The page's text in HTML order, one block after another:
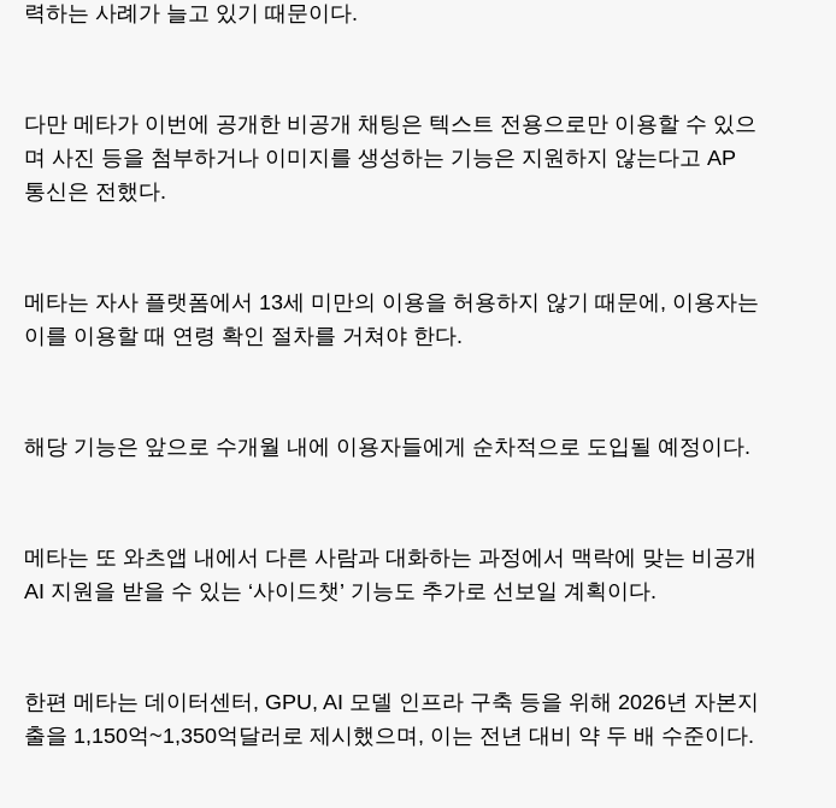
력하는 사례가 늘고 있기 때문이다.
다만 메타가 이번에 공개한 비공개 채팅은 텍스트 전용으로만 이용할 수 있으
며 사진 등을 첨부하거나 이미지를 생성하는 기능은 지원하지 않는다고 AP
통신은 전했다.
메타는 자사 플랫폼에서 13세 미만의 이용을 허용하지 않기 때문에, 이용자는
이를 이용할 때 연령 확인 절차를 거쳐야 한다.
해당 기능은 앞으로 수개월 내에 이용자들에게 순차적으로 도입될 예정이다.
메타는 또 와츠앱 내에서 다른 사람과 대화하는 과정에서 맥락에 맞는 비공개
AI 지원을 받을 수 있는 ‘사이드챗’ 기능도 추가로 선보일 계획이다.
한편 메타는 데이터센터, GPU, AI 모델 인프라 구축 등을 위해 2026년 자본지
출을 1,150억~1,350억달러로 제시했으며, 이는 전년 대비 약 두 배 수준이다.